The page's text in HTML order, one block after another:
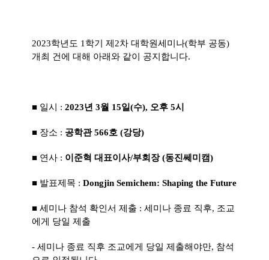
2023학년도 1학기 제2차 대학원세미나(학부 공동)
개최 건에 대해 아래와 같이 공지합니다.
■ 일시 : 2023년 3월 15일(수), 오후 5시
■ 장소 : 공학관 566호 (강당)
■ 연사 : 이준혁 대표이사/부회장 (동진쎄미캠)
■ 발표제목 : Dongjin Semichem: Shaping the Future
■ 세미나 참석 확인서 제출 : 세미나 종료 직후, 조교
에게 당일 제출
- 세미나 종료 직후 조교에게 당일 제출해야만, 참석